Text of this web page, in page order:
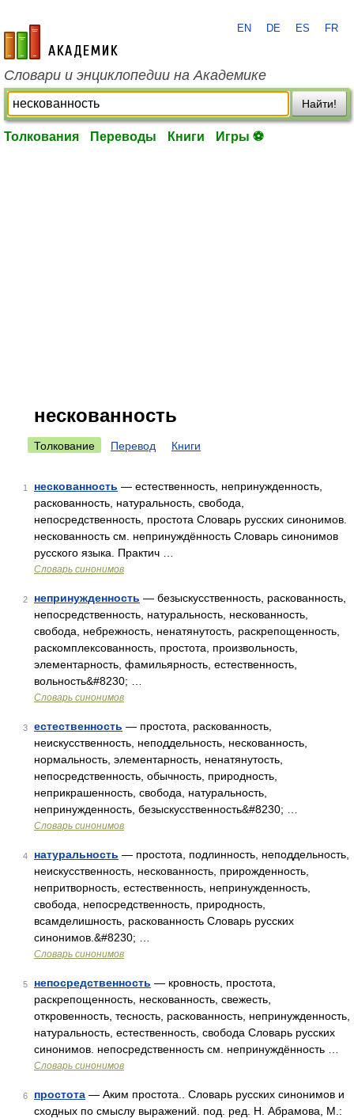
academic.ru
EN DE ES FR
Словари и энциклопедии на Академике
Найти!
Толкования Переводы Книги Игры ⚽
нескованность
Толкование Перевод Книги
1 нескованность — естественность, непринужденность,
раскованность, натуральность, свобода,
непосредственность, простота Словарь русских синонимов.
нескованность см. непринуждённость Словарь синонимов
русского языка. Практич …
Словарь синонимов
2 непринужденность — безыскусственность, раскованность,
непосредственность, натуральность, нескованность,
свобода, небрежность, ненатянутость, раскрепощенность,
раскомплексованность, простота, произвольность,
элементарность, фамильярность, естественность,
вольность&#8230; …
Словарь синонимов
3 естественность — простота, раскованность,
неискусственность, неподдельность, нескованность,
нормальность, элементарность, ненатянутость,
непосредственность, обычность, природность,
неприкрашенность, свобода, натуральность,
непринужденность, безыскусственность&#8230; …
Словарь синонимов
4 натуральность — простота, подлинность, неподдельность,
неискусственность, нескованность, прирожденность,
непритворность, естественность, непринужденность,
свобода, непосредственность, природность,
всамделишность, раскованность Словарь русских
синонимов.&#8230; …
Словарь синонимов
5 непосредственность — кровность, простота,
раскрепощенность, нескованность, свежесть,
откровенность, тесность, раскованность, непринужденность,
натуральность, естественность, свобода Словарь русских
синонимов. непосредственность см. непринуждённость …
Словарь синонимов
6 простота — Аким простота.. Словарь русских синонимов и
сходных по смыслу выражений. под. ред. Н. Абрамова, М.: